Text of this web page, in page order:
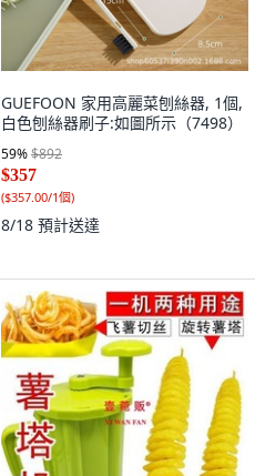
GUEFOON 家用高麗菜刨絲器, 1個,
白色刨絲器刷子:如圖所示（7498）
59%$892
$357
($357.00/1個)
8/18 預計送達